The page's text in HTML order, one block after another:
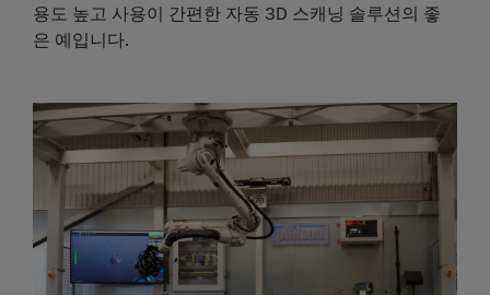
용도 높고 사용이 간편한 자동 3D 스캐닝 솔루션의 좋
은 예입니다.